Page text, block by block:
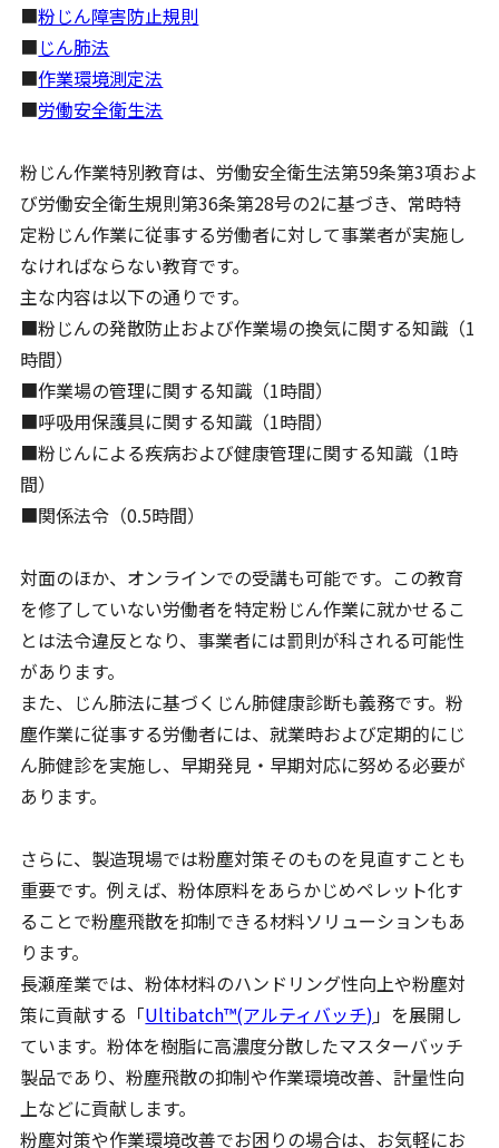
■粉じん障害防止規則
■じん肺法
■作業環境測定法
■労働安全衛生法
粉じん作業特別教育は、労働安全衛生法第59条第3項およ
び労働安全衛生規則第36条第28号の2に基づき、常時特
定粉じん作業に従事する労働者に対して事業者が実施し
なければならない教育です。
主な内容は以下の通りです。
■粉じんの発散防止および作業場の換気に関する知識（1
時間）
■作業場の管理に関する知識（1時間）
■呼吸用保護具に関する知識（1時間）
■粉じんによる疾病および健康管理に関する知識（1時
間）
■関係法令（0.5時間）
対面のほか、オンラインでの受講も可能です。この教育
を修了していない労働者を特定粉じん作業に就かせるこ
とは法令違反となり、事業者には罰則が科される可能性
があります。
また、じん肺法に基づくじん肺健康診断も義務です。粉
塵作業に従事する労働者には、就業時および定期的にじ
ん肺健診を実施し、早期発見・早期対応に努める必要が
あります。
さらに、製造現場では粉塵対策そのものを見直すことも
重要です。例えば、粉体原料をあらかじめペレット化す
ることで粉塵飛散を抑制できる材料ソリューションもあ
ります。
長瀬産業では、粉体材料のハンドリング性向上や粉塵対
策に貢献する「Ultibatch™(アルティバッチ)」を展開し
ています。粉体を樹脂に高濃度分散したマスターバッチ
製品であり、粉塵飛散の抑制や作業環境改善、計量性向
上などに貢献します。
粉塵対策や作業環境改善でお困りの場合は、お気軽にお